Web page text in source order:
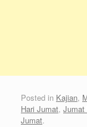
Posted in Kajian,
Hari Jumat, Jumat
Jumat.